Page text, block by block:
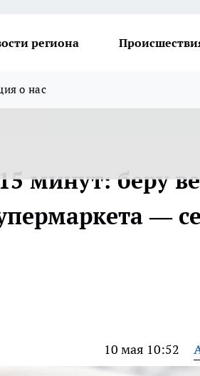
региона
о нас
минут: беру
—
10 мая 10:52